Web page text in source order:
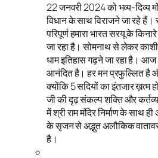
22 जनवरी 2024 को भव्य-दिव्य
विधान के साथ विराजने जा रहे
परिपूर्ण हमारा भारत सरयू के
जा रहा है। सोमनाथ से लेकर
धाम इतिहास गढ़ने जा रहा है। आज
आनंदित है। हर मन प्रफुल्लित है
क्योंकि 5 सदियों का इंतजार ख़त्म
जी की दृढ़ संकल्प शक्ति और
में श्री राम मंदिर निर्माण के साथ
के सृजन से अद्भुत अलौकिक
है।